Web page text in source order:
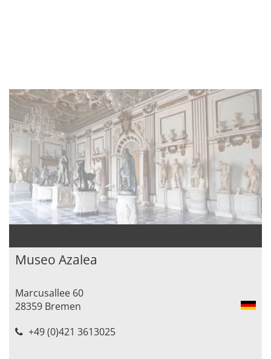
Museo Azalea
Marcusallee 60
28359 Bremen
+49 (0)421 3613025